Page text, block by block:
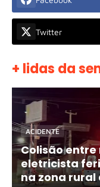
Twitter
+ lidas da
ACIDENTE
Colisão
eletricista
na zona rural